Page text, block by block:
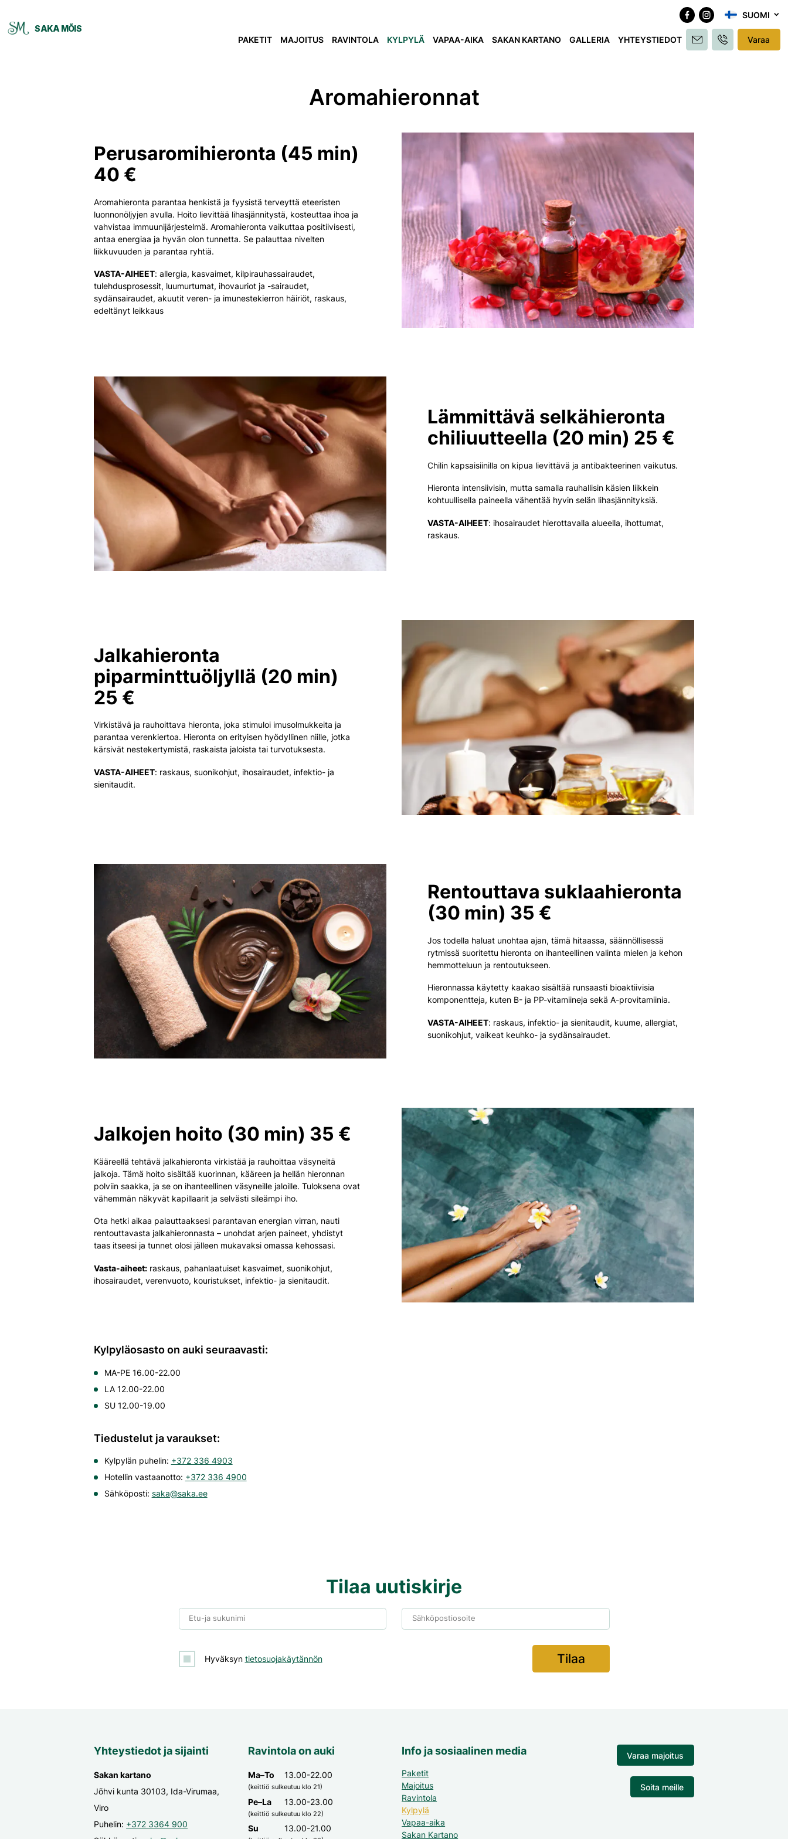
SAKA MÕIS
PAKETIT
MAJOITUS RAVINTOLA KYLPYLÄ VAPAA-AIKA SAKAN KARTANO GALLERIA YHTEYSTIEDOT
SUOMI
Varaa
Aromahieronnat
Perusaromihieronta (45 min)
40 €
Aromahieronta parantaa henkistä ja fyysistä terveyttä eteeristen
luonnonöljyjen avulla. Hoito lievittää lihasjännitystä, kosteuttaa ihoa ja
vahvistaa immuunijärjestelmä. Aromahieronta vaikuttaa positiivisesti,
antaa energiaa ja hyvän olon tunnetta. Se palauttaa nivelten
liikkuvuuden ja parantaa ryhtiä.
VASTA-AIHEET: allergia, kasvaimet, kilpirauhassairaudet,
tulehdusprosessit, luumurtumat, ihovauriot ja -sairaudet,
sydänsairaudet, akuutit veren- ja imunestekierron häiriöt, raskaus,
edeltänyt leikkaus
Lämmittävä selkähieronta
chiliuutteella (20 min) 25 €
Chilin kapsaisiinilla on kipua lievittävä ja antibakteerinen vaikutus.
Hieronta intensiivisin, mutta samalla rauhallisin käsien liikkein
kohtuullisella paineella vähentää hyvin selän lihasjännityksiä.
VASTA-AIHEET: ihosairaudet hierottavalla alueella, ihottumat,
raskaus.
Jalkahieronta
piparminttuöljyllä (20 min)
25 €
Virkistävä ja rauhoittava hieronta, joka stimuloi imusolmukkeita ja
parantaa verenkiertoa. Hieronta on erityisen hyödyllinen niille, jotka
kärsivät nestekertymistä, raskaista jaloista tai turvotuksesta.
VASTA-AIHEET: raskaus, suonikohjut, ihosairaudet, infektio- ja
sienitaudit.
Rentouttava suklaahieronta
(30 min) 35 €
Jos todella haluat unohtaa ajan, tämä hitaassa, säännöllisessä
rytmissä suoritettu hieronta on ihanteellinen valinta mielen ja kehon
hemmotteluun ja rentoutukseen.
Hieronnassa käytetty kaakao sisältää runsaasti bioaktiivisia
komponentteja, kuten B- ja PP-vitamiineja sekä A-provitamiinia.
VASTA-AIHEET: raskaus, infektio- ja sienitaudit, kuume, allergiat,
suonikohjut, vaikeat keuhko- ja sydänsairaudet.
Jalkojen hoito (30 min) 35 €
Kääreellä tehtävä jalkahieronta virkistää ja rauhoittaa väsyneitä
jalkoja. Tämä hoito sisältää kuorinnan, kääreen ja hellän hieronnan
polviin saakka, ja se on ihanteellinen väsyneille jaloille. Tuloksena ovat
vähemmän näkyvät kapillaarit ja selvästi sileämpi iho.
Ota hetki aikaa palauttaaksesi parantavan energian virran, nauti
rentouttavasta jalkahieronnasta – unohdat arjen paineet, yhdistyt
taas itseesi ja tunnet olosi jälleen mukavaksi omassa kehossasi.
Vasta-aiheet: raskaus, pahanlaatuiset kasvaimet, suonikohjut,
ihosairaudet, verenvuoto, kouristukset, infektio- ja sienitaudit.
Kylpyläosasto on auki seuraavasti:
MA-PE 16.00-22.00
LA 12.00-22.00
SU 12.00-19.00
Tiedustelut ja varaukset:
Kylpylän puhelin: +372 336 4903
Hotellin vastaanotto: +372 336 4900
Sähköposti: saka@saka.ee
Tilaa uutiskirje
Etu-ja sukunimi Sähköpostiosoite
Hyväksyn tietosuojakäytännön
Yhteystiedot ja sijainti
Sakan kartano
Jõhvi kunta 30103, Ida-Virumaa,
Viro
Puhelin: +372 3364 900
Ravintola on auki
Ma–To 13.00-22.00
(keittiö sulkeutuu klo 21)
Pe–La 13.00-23.00
(keittiö sulkeutuu klo 22)
Su 13.00-21.00
Info ja sosiaalinen media
Paketit
Majoitus
Ravintola
Kylpylä
Vapaa-aika
Sakan Kartano
Varaa majoitus
Soita meille